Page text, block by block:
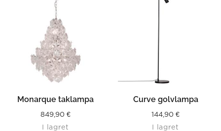
Monarque taklampa
849,90 €
I lagret
Curve golvlampa
144,90 €
I lagret